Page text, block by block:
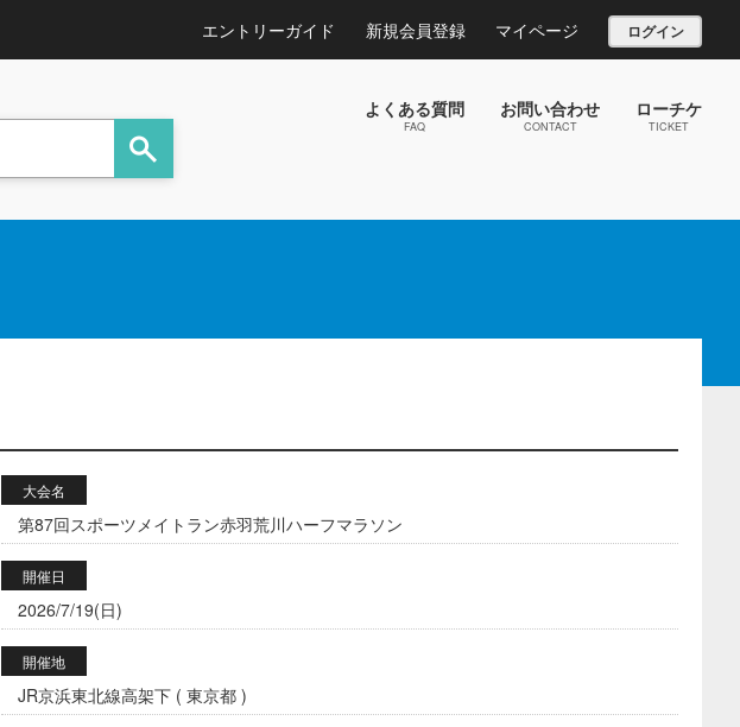
エントリーガイド 新規会員登録 マイページ ログイン
よくある質問
FAQ
お問い合わせ
CONTACT
ローチケ
TICKET
大会名
第87回スポーツメイトラン赤羽荒川ハーフマラソン
開催日
2026/7/19(日)
開催地
JR京浜東北線高架下 ( 東京都 )